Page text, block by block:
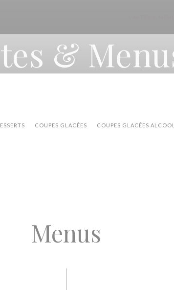
&
COUPES GLACÉES COUPES GLACÉES
Menus